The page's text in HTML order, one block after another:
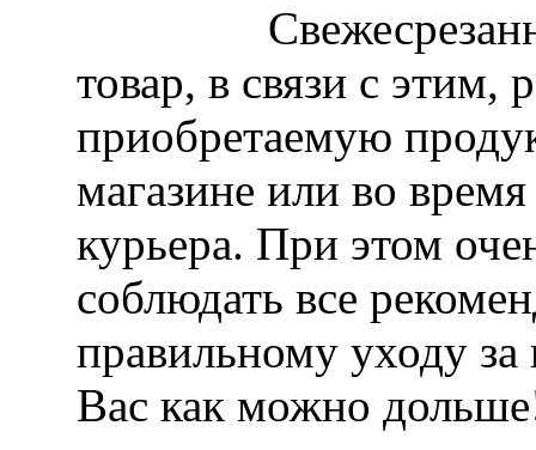
Свежесрезанные
товар, в связи с этим,
приобретаемую
магазине или во
курьера. При этом
соблюдать все
правильному уходу
Вас как можно